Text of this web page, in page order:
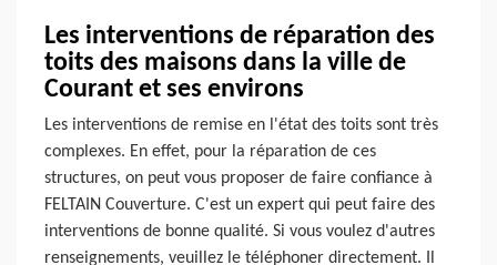
Les interventions de réparation des
toits des maisons dans la ville de
Courant et ses environs
Les interventions de remise en l'état des toits sont très
complexes. En effet, pour la réparation de ces
structures, on peut vous proposer de faire confiance à
FELTAIN Couverture. C'est un expert qui peut faire des
interventions de bonne qualité. Si vous voulez d'autres
renseignements, veuillez le téléphoner directement. Il